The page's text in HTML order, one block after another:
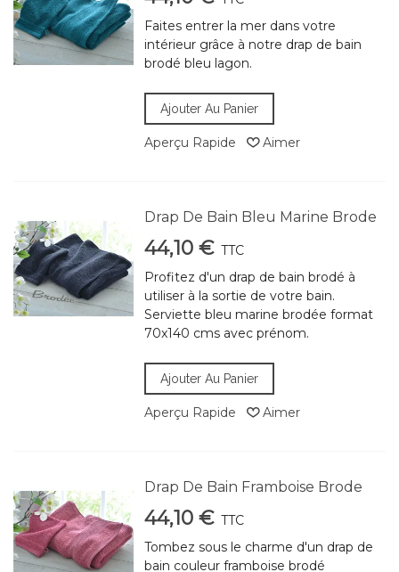
Faites entrer la mer dans votre
intérieur grâce à notre drap de bain
brodé bleu lagon.
Ajouter Au Panier
Aperçu Rapide Aimer
Drap De Bain Bleu Marine Brode
44,10 € TTC
Profitez d'un drap de bain brodé à
utiliser à la sortie de votre bain.
Serviette bleu marine brodée format
70x140 cms avec prénom.
Ajouter Au Panier
Aperçu Rapide Aimer
Drap De Bain Framboise Brode
44,10 € TTC
Tombez sous le charme d'un drap de
bain couleur framboise brodé